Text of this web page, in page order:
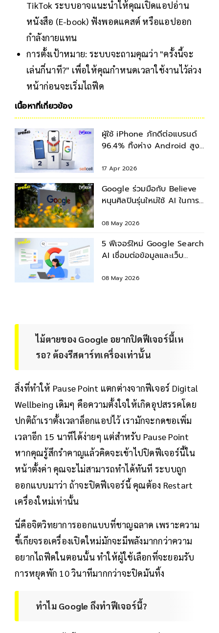
TikTok ระบบอาจแนะนำให้คุณเปิดแอปอ่าน
หนังสือ (E-book) ฟังพอดแคสต์ หรือแอปออก
กำลังกายแทน
การตั้งเป้าหมาย: ระบบจะถามคุณว่า "ครั้งนี้จะ
เล่นกี่นาที?" เพื่อให้คุณกำหนดเวลาใช้งานไว้ล่วง
หน้าก่อนจะเริ่มไถฟีด
เนื้อหาที่เกี่ยวข้อง
ผู้ใช้ iPhone ภักดีต่อแบรนด์
96.4% ทิ้งห่าง Android สูง
17 Apr 2026
Google ร่วมมือกับ Believe
หนุนศิลปินรุ่นใหม่ใช้ AI ในการ
08 May 2026
5 ฟีเจอร์ใหม่ Google Search
AI เชื่อมต่อข้อมูลและเว็บ
08 May 2026
ไม้ตายของ Google อยากปิดฟีเจอร์นี้เห
รอ? ต้องรีสตาร์ทเครื่องเท่านั้น
สิ่งที่ทำให้ Pause Point แตกต่างจากฟีเจอร์ Digital
Wellbeing เดิมๆ คือความตั้งใจให้เกิดอุปสรรคโดย
ปกติถ้าเราตั้งเวลาล็อกแอปไว้ เรามักจะกดขอเพิ่ม
เวลาอีก 15 นาทีได้ง่ายๆ แต่สำหรับ Pause Point
หากคุณรู้สึกรำคาญแล้วคิดจะเข้าไปปิดฟีเจอร์นี้ใน
หน้าตั้งค่า คุณจะไม่สามารถทำได้ทันที ระบบถูก
ออกแบบมาว่า ถ้าจะปิดฟีเจอร์นี้ คุณต้อง Restart
เครื่องใหม่เท่านั้น
นี่คือจิตวิทยาการออกแบบที่ชาญฉลาด เพราะความ
ขี้เกียจรอเครื่องเปิดใหม่มักจะมีพลังมากกว่าความ
อยากไถฟีดในตอนนั้น ทำให้ผู้ใช้เลือกที่จะยอมรับ
การหยุดพัก 10 วินาทีมากกว่าจะปิดมันทิ้ง
ทำไม Google ถึงทำฟีเจอร์นี้?